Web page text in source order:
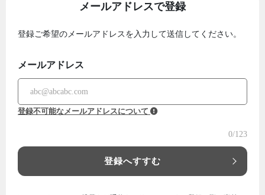
メールアドレスで登録
登録ご希望のメールアドレスを入力して送信してください。
メールアドレス
登録不可能なメールアドレスについて
0/123
登録へすすむ